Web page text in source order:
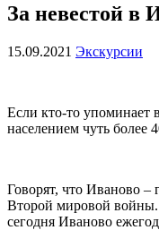
За невестой в
15.09.2021 Экскурсии
Если кто-то упоминает
населением чуть более
Говорят, что Иваново
Второй мировой войны.
сегодня Иваново